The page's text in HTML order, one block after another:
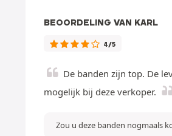
BEOORDELING VAN KARL
4/5
De banden zijn top. De
mogelijk bij deze verkoper.
Zou u deze banden nogmaals